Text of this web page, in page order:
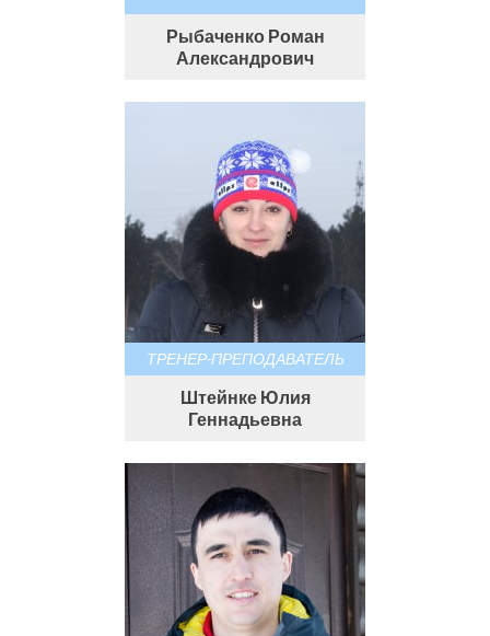
Рыбаченко Роман
Александрович
ТРЕНЕР-ПРЕПОДАВАТЕЛЬ
Штейнке Юлия
Геннадьевна